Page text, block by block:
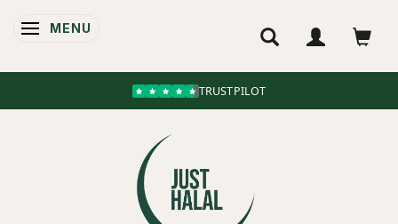
SKIFTE NAVIGATION
MENU
TRUSTPILOT